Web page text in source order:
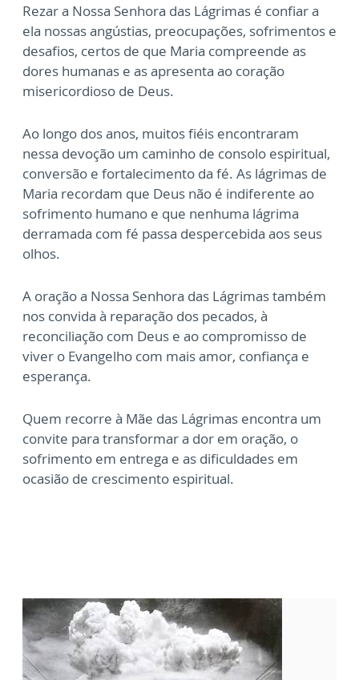
Rezar a Nossa Senhora das Lágrimas é confiar a
ela nossas angústias, preocupações, sofrimentos e
desafios, certos de que Maria compreende as
dores humanas e as apresenta ao coração
misericordioso de Deus.
Ao longo dos anos, muitos fiéis encontraram
nessa devoção um caminho de consolo espiritual,
conversão e fortalecimento da fé. As lágrimas de
Maria recordam que Deus não é indiferente ao
sofrimento humano e que nenhuma lágrima
derramada com fé passa despercebida aos seus
olhos.
A oração a Nossa Senhora das Lágrimas também
nos convida à reparação dos pecados, à
reconciliação com Deus e ao compromisso de
viver o Evangelho com mais amor, confiança e
esperança.
Quem recorre à Mãe das Lágrimas encontra um
convite para transformar a dor em oração, o
sofrimento em entrega e as dificuldades em
ocasião de crescimento espiritual.